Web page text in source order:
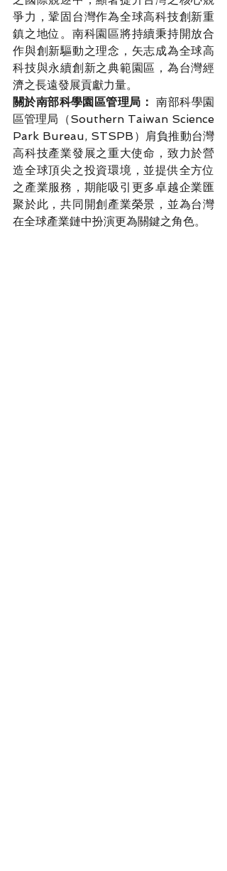
爭力，鞏固台灣作為全球高科技創新重
鎮之地位。南科園區將持續秉持開放合
作與創新驅動之理念，矢志成為全球高
科技與永續創新之典範園區，為台灣經
濟之長遠發展貢獻力量。
關於南部科學園區管理局： 南部科學園
區管理局（Southern Taiwan Science
Park Bureau, STSPB）肩負推動台灣
高科技產業發展之重大使命，致力於營
造全球頂尖之投資環境，並提供全方位
之產業服務，期能吸引更多卓越企業匯
聚於此，共同開創產業榮景，並為台灣
在全球產業鏈中扮演更為關鍵之角色。